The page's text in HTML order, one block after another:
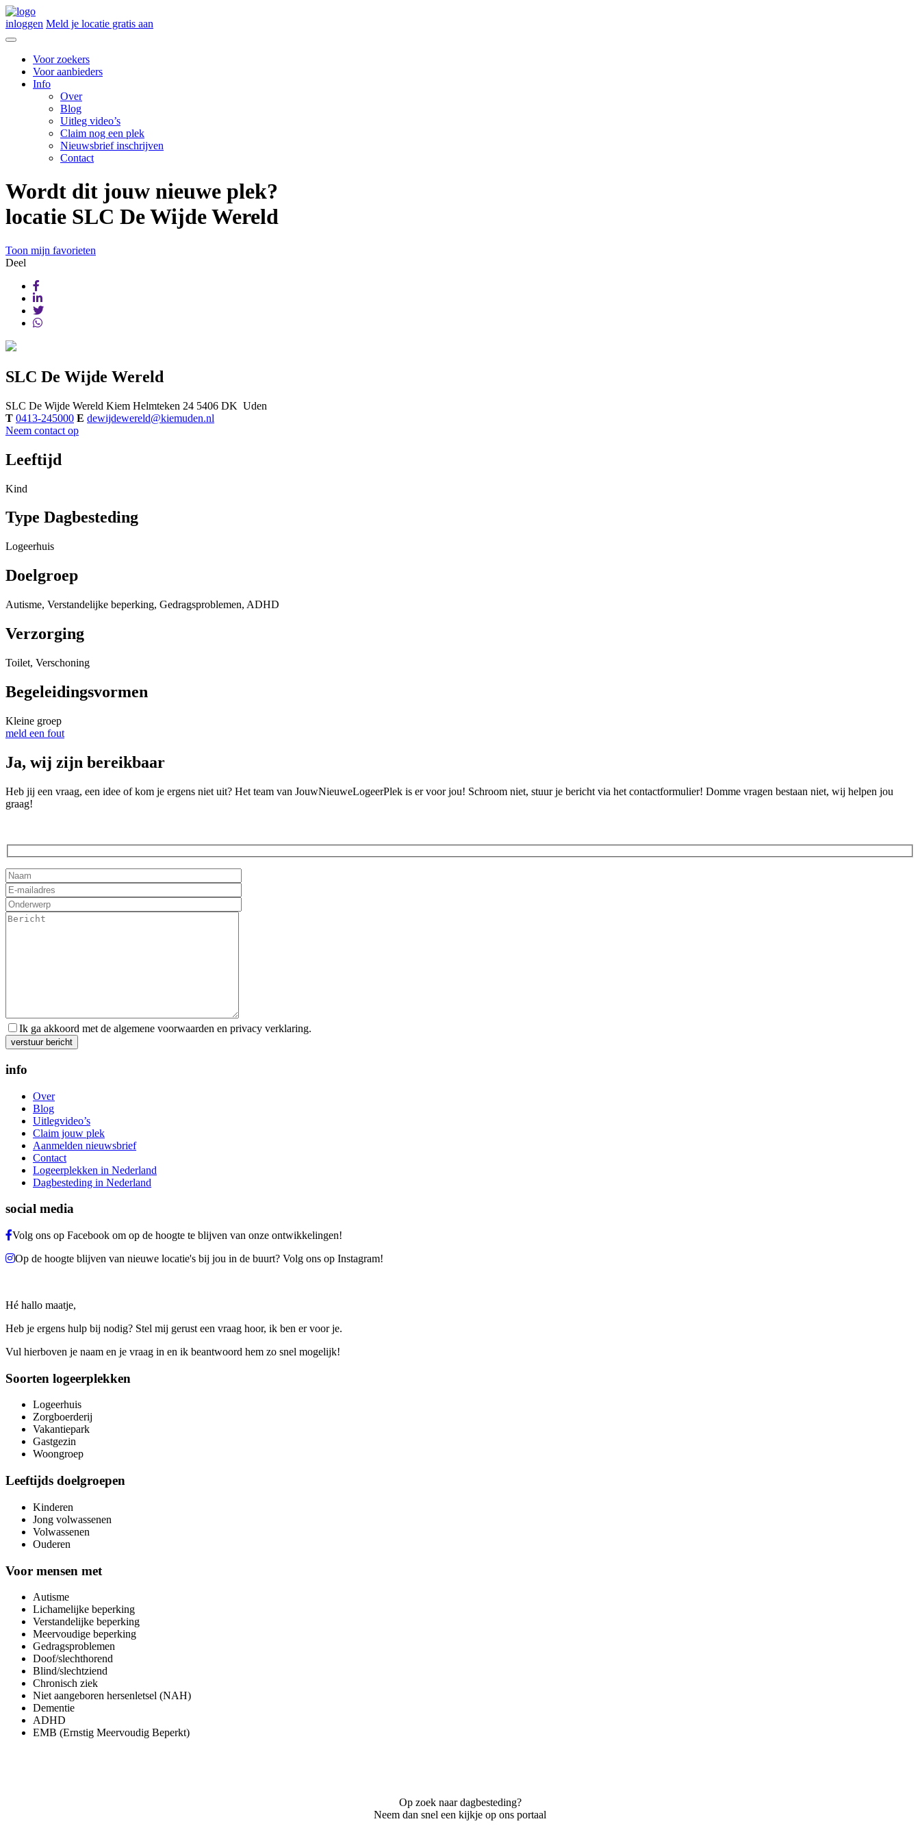
inloggen Meld je locatie gratis aan
Voor zoekers
Voor aanbieders
Info
Over
Blog
Uitleg video’s
Claim nog een plek
Nieuwsbrief inschrijven
Contact
Wordt dit jouw nieuwe plek?
locatie SLC De Wijde Wereld
Toon mijn favorieten
Deel
SLC De Wijde Wereld
SLC De Wijde Wereld Kiem Helmteken 24 5406 DK Uden
T 0413-245000 E dewijdewereld@kiemuden.nl
Neem contact op
Leeftijd
Kind
Type Dagbesteding
Logeerhuis
Doelgroep
Autisme, Verstandelijke beperking, Gedragsproblemen, ADHD
Verzorging
Toilet, Verschoning
Begeleidingsvormen
Kleine groep
meld een fout
Ja, wij zijn bereikbaar
Heb jij een vraag, een idee of kom je ergens niet uit? Het team van JouwNieuweLogeerPlek is er voor jou! Schroom niet, stuur je bericht via het contactformulier! Domme vragen bestaan niet, wij helpen jou
graag!
Ik ga akkoord met de algemene voorwaarden en privacy verklaring.
Gelieve dit veld leeg te laten.
info
Over
Blog
Uitlegvideo’s
Claim jouw plek
Aanmelden nieuwsbrief
Contact
Logeerplekken in Nederland
Dagbesteding in Nederland
social media
Volg ons op Facebook om op de hoogte te blijven van onze ontwikkelingen!
Op de hoogte blijven van nieuwe locatie's bij jou in de buurt? Volg ons op Instagram!
Hé hallo maatje,
Heb je ergens hulp bij nodig? Stel mij gerust een vraag hoor, ik ben er voor je.
Vul hierboven je naam en je vraag in en ik beantwoord hem zo snel mogelijk!
Soorten logeerplekken
Logeerhuis
Zorgboerderij
Vakantiepark
Gastgezin
Woongroep
Leeftijds doelgroepen
Kinderen
Jong volwassenen
Volwassenen
Ouderen
Voor mensen met
Autisme
Lichamelijke beperking
Verstandelijke beperking
Meervoudige beperking
Gedragsproblemen
Doof/slechthorend
Blind/slechtziend
Chronisch ziek
Niet aangeboren hersenletsel (NAH)
Dementie
ADHD
EMB (Ernstig Meervoudig Beperkt)
Op zoek naar dagbesteding?
Neem dan snel een kijkje op ons portaal